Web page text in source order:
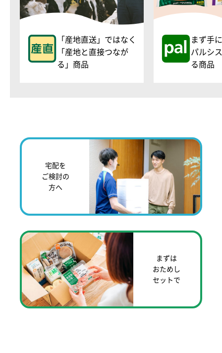
「産地直送」ではなく
「産地と直接つなが
る」商品
まず手
パルシ
る商品
宅配を
ご検討の
方へ
まずは
おためし
セットで